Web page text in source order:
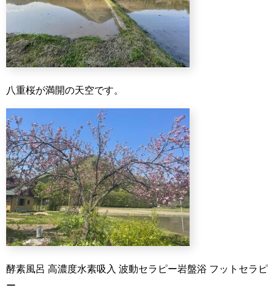
八重桜が満開の天空です。
酵素風呂 高濃度水素吸入 波動セラピー岩盤浴 フットセラピ
ー